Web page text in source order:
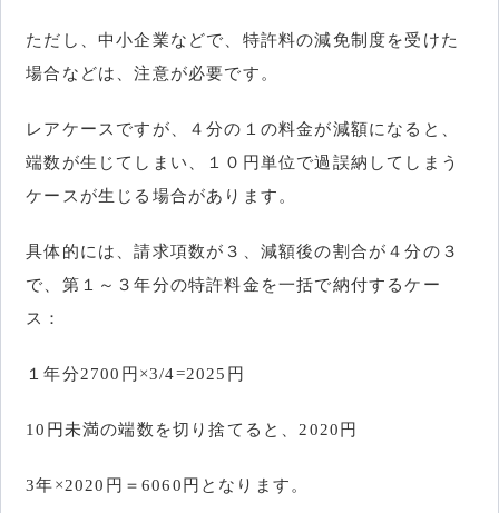
ただし、中小企業などで、特許料の減免制度を受けた
場合などは、注意が必要です。
レアケースですが、４分の１の料金が減額になると、
端数が生じてしまい、１０円単位で過誤納してしまう
ケースが生じる場合があります。
具体的には、請求項数が３、減額後の割合が４分の３
で、第１～３年分の特許料金を一括で納付するケー
ス：
１年分2700円×3/4=2025円
10円未満の端数を切り捨てると、2020円
3年×2020円＝6060円となります。